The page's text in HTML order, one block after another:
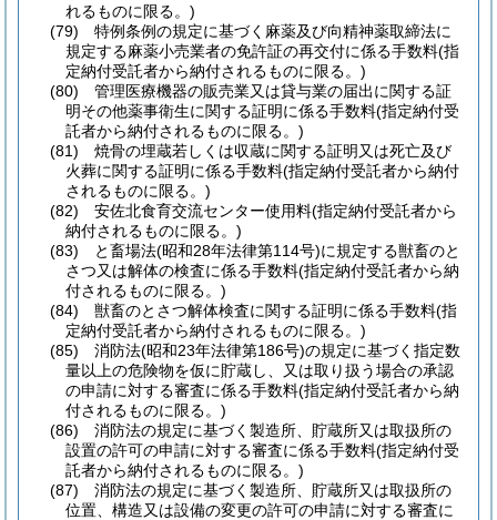
れるものに限る。)
(79)
特例条例の規定に基づく麻薬及び向精神薬取締法に
規定する麻薬小売業者の免許証の再交付に係る手数料(指
定納付受託者から納付されるものに限る。)
(80)
管理医療機器の販売業又は貸与業の届出に関する証
明その他薬事衛生に関する証明に係る手数料(指定納付受
託者から納付されるものに限る。)
(81)
焼骨の埋蔵若しくは収蔵に関する証明又は死亡及び
火葬に関する証明に係る手数料(指定納付受託者から納付
されるものに限る。)
(82)
安佐北食育交流センター使用料(指定納付受託者から
納付されるものに限る。)
(83)
と畜場法(昭和28年法律第114号)に規定する獣畜のと
さつ又は解体の検査に係る手数料(指定納付受託者から納
付されるものに限る。)
(84)
獣畜のとさつ解体検査に関する証明に係る手数料(指
定納付受託者から納付されるものに限る。)
(85)
消防法(昭和23年法律第186号)の規定に基づく指定数
量以上の危険物を仮に貯蔵し、又は取り扱う場合の承認
の申請に対する審査に係る手数料(指定納付受託者から納
付されるものに限る。)
(86)
消防法の規定に基づく製造所、貯蔵所又は取扱所の
設置の許可の申請に対する審査に係る手数料(指定納付受
託者から納付されるものに限る。)
(87)
消防法の規定に基づく製造所、貯蔵所又は取扱所の
位置、構造又は設備の変更の許可の申請に対する審査に